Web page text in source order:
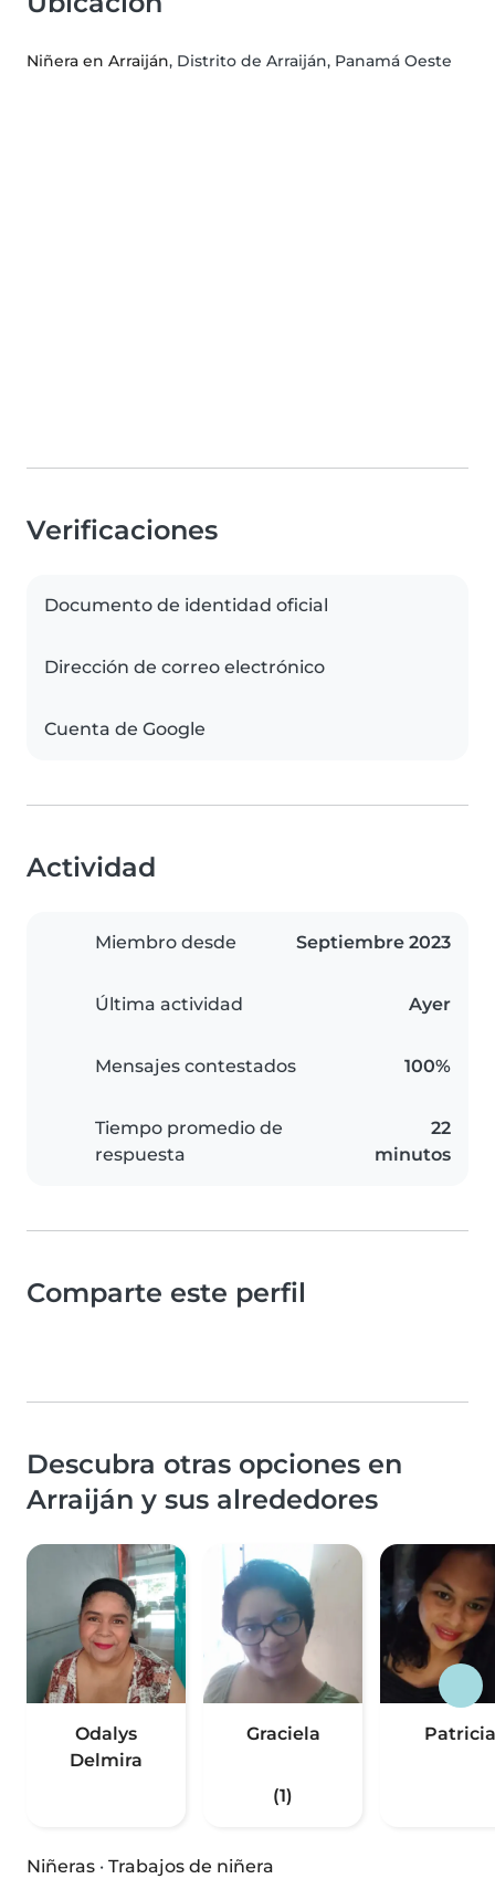
Niñera en Arraiján, Distrito de Arraiján, Panamá Oeste
Verificaciones
Documento de identidad oficial
Dirección de correo electrónico
Cuenta de Google
Actividad
Miembro desde Septiembre 2023
Última actividad Ayer
Mensajes contestados 100%
Tiempo promedio de
respuesta
22
minutos
Comparte este perfil
Descubra otras opciones en
Arraiján y sus alrededores
Odalys
Delmira
Graciela
(1)
Patricia
Niñeras · Trabajos de niñera